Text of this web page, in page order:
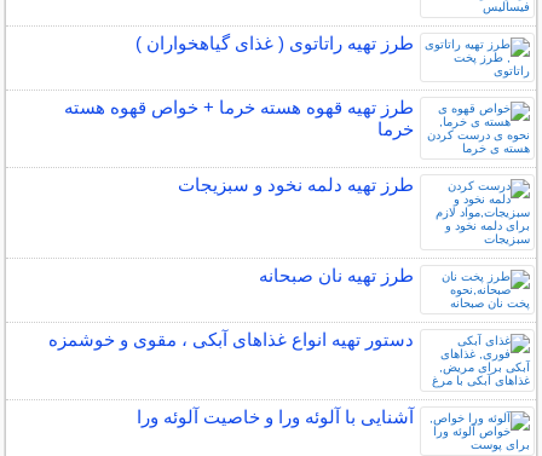
طرز تهیه راتاتوی ( غذای گیاهخواران )
طرز تهیه قهوه هسته خرما + خواص قهوه هسته
خرما
طرز تهیه دلمه نخود و سبزیجات
طرز تهیه نان صبحانه
دستور تهیه انواع غذاهای آبکی ، مقوی و خوشمزه
آشنایی با آلوئه ورا و خاصیت آلوئه ورا